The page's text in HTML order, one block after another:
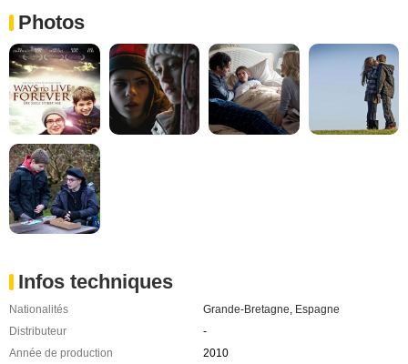
Photos
Infos techniques
Nationalités Grande-Bretagne, Espagne
Distributeur
-
Année de production
2010